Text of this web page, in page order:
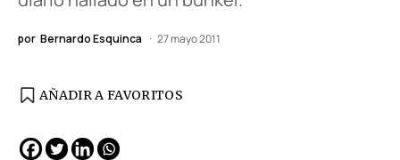
por Bernardo Esquinca 27 mayo 2011
AÑADIR A FAVORITOS